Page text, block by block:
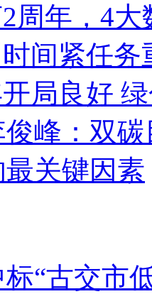
周年，4
间紧任
局良好
峰：双
关键因素
“古交市